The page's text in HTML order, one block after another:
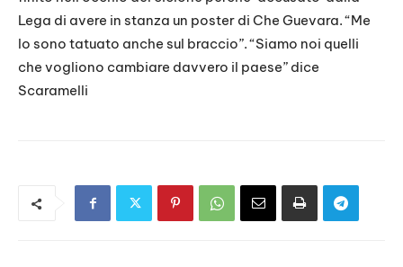
Lega di avere in stanza un poster di Che Guevara. “Me
lo sono tatuato anche sul braccio”. “Siamo noi quelli
che vogliono cambiare davvero il paese” dice
Scaramelli